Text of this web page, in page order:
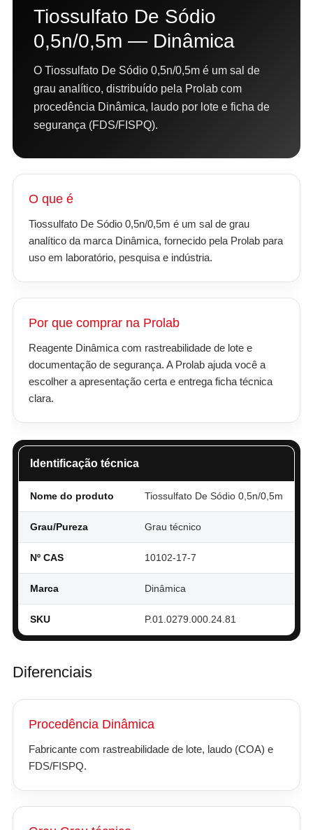
Tiossulfato De Sódio
0,5n/0,5m — Dinâmica
O Tiossulfato De Sódio 0,5n/0,5m é um sal de
grau analítico, distribuído pela Prolab com
procedência Dinâmica, laudo por lote e ficha de
segurança (FDS/FISPQ).
O que é
Tiossulfato De Sódio 0,5n/0,5m é um sal de grau
analítico da marca Dinâmica, fornecido pela Prolab para
uso em laboratório, pesquisa e indústria.
Por que comprar na Prolab
Reagente Dinâmica com rastreabilidade de lote e
documentação de segurança. A Prolab ajuda você a
escolher a apresentação certa e entrega ficha técnica
clara.
Identificação técnica
Nome do produto Tiossulfato De Sódio 0,5n/0,5m
Grau/Pureza Grau técnico
Nº CAS 10102-17-7
Marca Dinâmica
SKU P.01.0279.000.24.81
Diferenciais
Procedência Dinâmica
Fabricante com rastreabilidade de lote, laudo (COA) e
FDS/FISPQ.